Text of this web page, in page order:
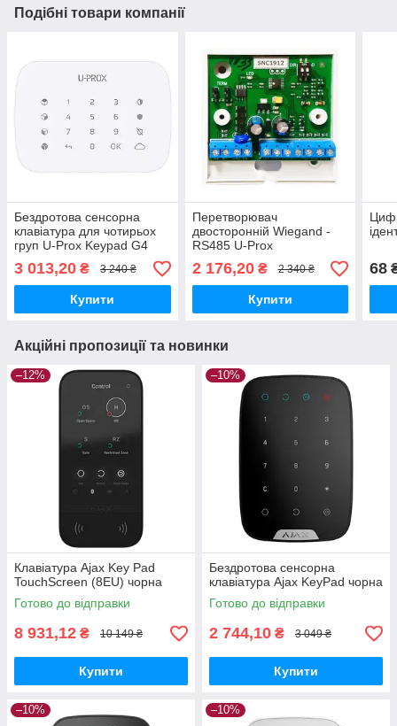
Подібні товари компанії
Бездротова сенсорна
клавіатура для чотирьох
груп U-Prox Keypad G4
White
3 013,20 ₴ 3 240 ₴
Купити
Перетворювач
двосторонній Wiegand -
RS485 U-Prox
2 176,20₴ 2 340 ₴
Купити
68
Акційні пропозиції та новинки
–12%
Клавіатура Ajax Key Pad
TouchScreen (8EU) чорна
Готово до відправки
8 931,12 ₴ 10 149 ₴
Купити
–10%
Бездротова сенсорна
клавіатура Ajax KeyPad чорна
Готово до відправки
2 744,10 ₴ 3 049 ₴
Купити
–10% –10%